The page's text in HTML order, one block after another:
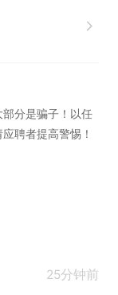
分是骗子！以任
聘者提高警惕！
25分钟前